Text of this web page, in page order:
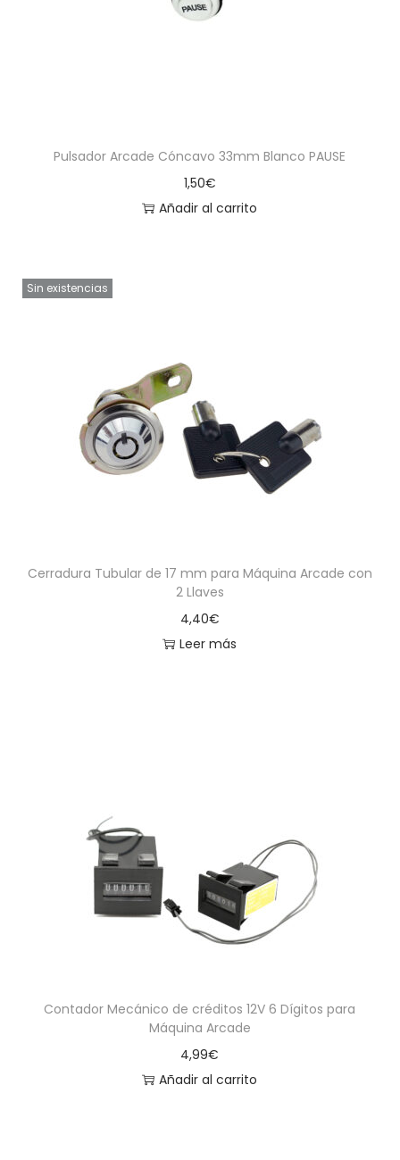
Pulsador Arcade Cóncavo 33mm Blanco PAUSE
1,50€
Añadir al carrito
Sin existencias
Cerradura Tubular de 17 mm para Máquina Arcade con
2 Llaves
4,40€
Leer más
Contador Mecánico de créditos 12V 6 Dígitos para
Máquina Arcade
4,99€
Añadir al carrito